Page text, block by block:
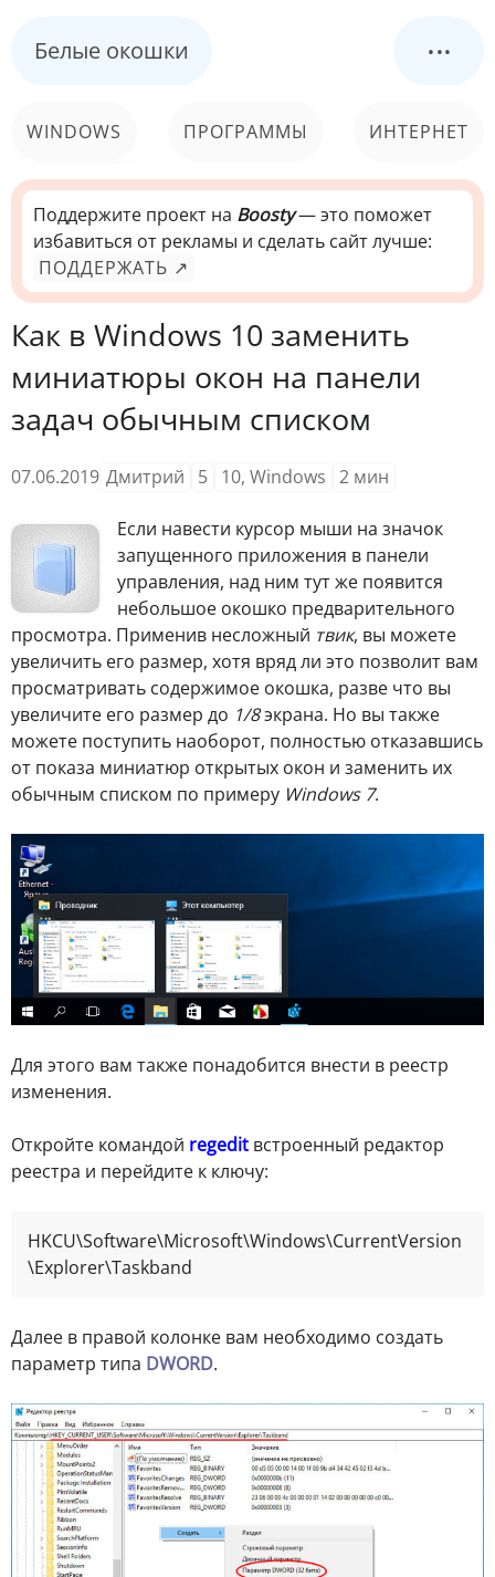
Белые окошки ...
WINDOWS ПРОГРАММЫ ИНТЕРНЕТ
КОМПЬЮТЕР
СИСТЕМА
Поддержите проект на Boosty— это поможет
избавиться от рекламы и сделать сайт лучше:
ПОДДЕРЖАТЬ ↗
Как в Windows 10 заменить
миниатюры окон на панели
задач обычным списком
07.06.2019 Дмитрий 5 10, Windows 2 мин
Если навести курсор мыши на значок
запущенного приложения в панели
управления, над ним тут же появится
небольшое окошко предварительного
просмотра. Применив несложный твик, вы можете
увеличить его размер, хотя вряд ли это позволит вам
просматривать содержимое окошка, разве что вы
увеличите его размер до 1/8экрана. Но вы также
можете поступить наоборот, полностью отказавшись
от показа миниатюр открытых окон и заменить их
обычным списком по примеру Windows 7.
Для этого вам также понадобится внести в реестр
изменения.
Откройте командой regedit встроенный редактор
реестра и перейдите к ключу:
HKCU\Software\Microsoft\Windows\CurrentVersion
\Explorer\Taskband
Далее в правой колонке вам необходимо создать
параметр типа DWORD.